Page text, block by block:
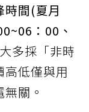
時間(夏月
：00、
多採「非時
低僅與用
關。